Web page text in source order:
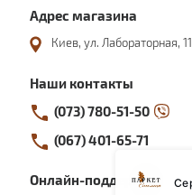
Адрес магазина
Киев, ул. Лабораторная, 11
Наши контакты
(073) 780-51-50
(067) 401-65-71
Онлайн-поддержка